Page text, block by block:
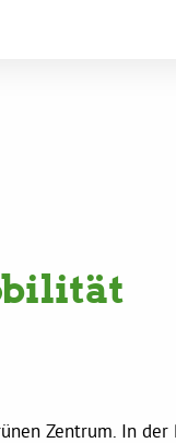
Zentrum. In der